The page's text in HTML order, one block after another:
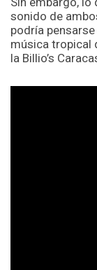
sonido de
podría
música tropical
la Billio’s